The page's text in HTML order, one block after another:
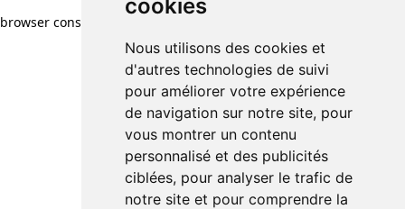
cookies
Nous utilisons des cookies et
d'autres technologies de suivi
pour améliorer votre expérience
de navigation sur notre site, pour
vous montrer un contenu
personnalisé et des publicités
ciblées, pour analyser le trafic de
notre site et pour comprendre la
browser console for more information)